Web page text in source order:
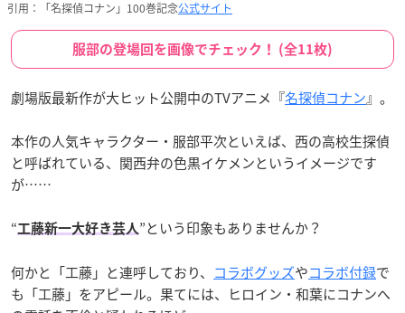
引用：「名探偵コナン」100巻記念公式サイト
服部の登場回を画像でチェック！ (全11枚)
劇場版最新作が大ヒット公開中のTVアニメ『名探偵コナン』。
本作の人気キャラクター・服部平次といえば、西の高校生探偵
と呼ばれている、関西弁の色黒イケメンというイメージです
が……
“工藤新一大好き芸人 ”という印象もありませんか？
何かと「工藤」と連呼しており、 コラボグッズやコラボ付録で
も「工藤」をアピール。果てには、ヒロイン・和葉にコナンへ